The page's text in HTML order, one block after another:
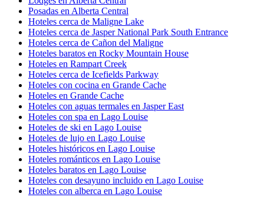
Posadas en Alberta Central
Hoteles cerca de Maligne Lake
Hoteles cerca de Jasper National Park South Entrance
Hoteles cerca de Cañon del Maligne
Hoteles baratos en Rocky Mountain House
Hoteles en Rampart Creek
Hoteles cerca de Icefields Parkway
Hoteles con cocina en Grande Cache
Hoteles en Grande Cache
Hoteles con aguas termales en Jasper East
Hoteles con spa en Lago Louise
Hoteles de ski en Lago Louise
Hoteles de lujo en Lago Louise
Hoteles históricos en Lago Louise
Hoteles románticos en Lago Louise
Hoteles baratos en Lago Louise
Hoteles con desayuno incluido en Lago Louise
Hoteles con alberca en Lago Louise